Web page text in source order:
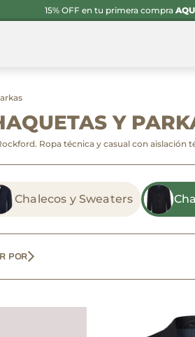
15% OFF en tu primera compra
Y
Ropa técnica y casual con
Chalecos y Sweaters
POR